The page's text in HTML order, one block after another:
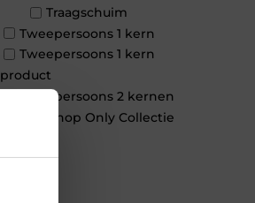
Traagschuim
Tweepersoons 1 kern
Tweepersoons 1 kern
product
Tweepersoons 2 kernen
Webshop Only Collectie